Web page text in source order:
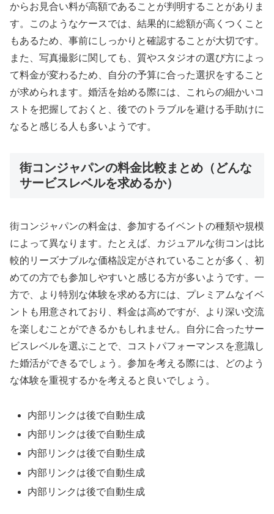
からお見合い料が高額であることが判明することがありま
す。このようなケースでは、結果的に総額が高くつくこと
もあるため、事前にしっかりと確認することが大切です。
また、写真撮影に関しても、質やスタジオの選び方によっ
て料金が変わるため、自分の予算に合った選択をすること
が求められます。婚活を始める際には、これらの細かいコ
ストを把握しておくと、後でのトラブルを避ける手助けに
なると感じる人も多いようです。
街コンジャパンの料金比較まとめ（どんな
サービスレベルを求めるか）
街コンジャパンの料金は、参加するイベントの種類や規模
によって異なります。たとえば、カジュアルな街コンは比
較的リーズナブルな価格設定がされていることが多く、初
めての方でも参加しやすいと感じる方が多いようです。一
方で、より特別な体験を求める方には、プレミアムなイベ
ントも用意されており、料金は高めですが、より深い交流
を楽しむことができるかもしれません。自分に合ったサー
ビスレベルを選ぶことで、コストパフォーマンスを意識し
た婚活ができるでしょう。参加を考える際には、どのよう
な体験を重視するかを考えると良いでしょう。
内部リンクは後で自動生成
内部リンクは後で自動生成
内部リンクは後で自動生成
内部リンクは後で自動生成
内部リンクは後で自動生成